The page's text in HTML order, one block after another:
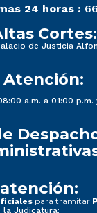
24 horas :
Cortes:
de Justicia
Atención:
a.m. a 01:00
para tramitar
la Judicatura: